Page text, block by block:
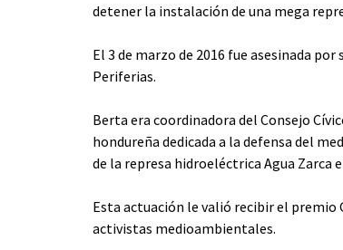
detener la instalación de una mega
El 3 de marzo de 2016 fue asesinada
Periferias.
Berta era coordinadora del Consejo
hondureña dedicada a la defensa del
de la represa hidroeléctrica Agua Zarca
Esta actuación le valió recibir el premio
activistas medioambientales.